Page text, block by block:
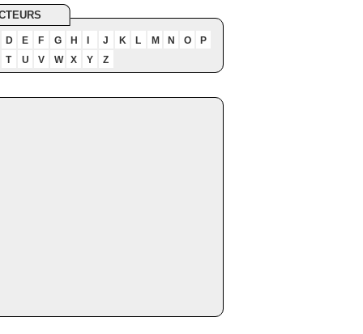
D E F G H J K L M N O
P
T
U V W X Y Z